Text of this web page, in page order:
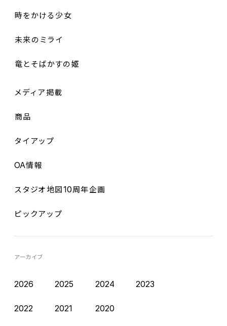
時をかける少女
未来のミライ
竜 とそばかすの姫
メディア掲載
商品
タイアップ
OA情報
スタジオ 地図10周年企画
ピックアップ
アーカイブ
2026 2025 2024 2023
2022 2021 2020